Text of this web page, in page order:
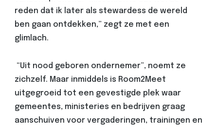
reden dat ik later als stewardess de wereld
ben gaan ontdekken,” zegt ze met een
glimlach.
“Uit nood geboren ondernemer”, noemt ze
zichzelf. Maar inmiddels is Room2Meet
uitgegroeid tot een gevestigde plek waar
gemeentes, ministeries en bedrijven graag
aanschuiven voor vergaderingen, trainingen en